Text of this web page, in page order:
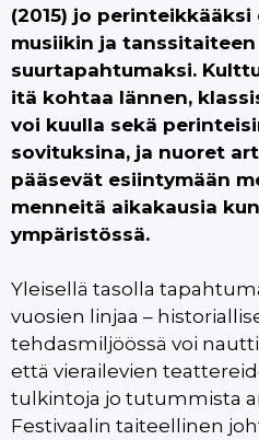
(2015) jo
musiikin ja
suurtapahtumaksi.
itä kohtaa lännen,
voi kuulla sekä
sovituksina, ja nuoret
pääsevät esiintymään
menneitä aikakausia
ympäristössä.
Yleisellä tasolla
vuosien linjaa –
tehdasmiljöössä voi
että vierailevien
tulkintoja jo tutummista
Festivaalin taiteellinen